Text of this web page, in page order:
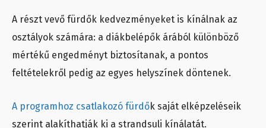
A részt vevő fürdők kedvezményeket is kínálnak az
osztályok számára: a diákbelépők árából különböző
mértékű engedményt biztosítanak, a pontos
feltételekről pedig az egyes helyszínek döntenek.
A programhoz csatlakozó fürdők saját elképzeléseik
szerint alakíthatják ki a strandsuli kínálatát.